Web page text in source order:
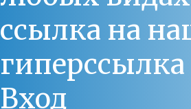
ссылка на
Вход